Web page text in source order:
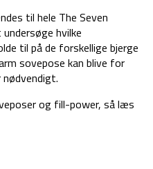
til hele The Seven
hvilke
til på de forskellige bjerge
sovepose kan blive for
og fill-power, så læs